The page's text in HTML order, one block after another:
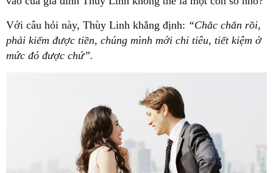
Với câu hỏi này, Thùy Linh khẳng định: “Chắc chắn rồi,
phải kiếm được tiền, chúng mình mới chi tiêu, tiết kiệm ở
mức đó được chứ”.